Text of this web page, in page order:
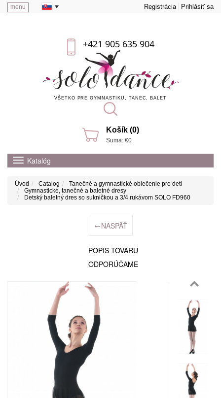
menu Registrácia Prihlásiť sa
+421 905 635 904
VŠETKO PRE GYMNASTIKU, TANEC, BALET
Košík (0)
Suma: €0
Katalóg
Úvod Catalog
Tanečné a gymnastické oblečenie pre deti
Gymnastické, tanečné a baletné dresy
Detský baletný dres so sukničkou a 3/4 rukávom SOLO FD960
←NASPÄŤ
POPIS TOVARU
ODPORÚČAME